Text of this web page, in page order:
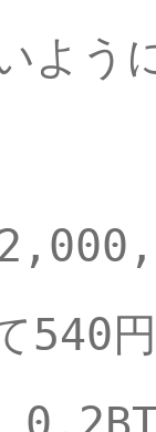
よう
540